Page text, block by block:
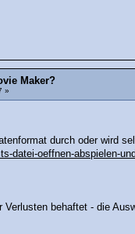
Maker?
»
durch oder wird
datei-oeffnen-abspielen-
behaftet - die